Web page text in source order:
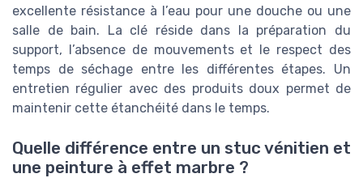
excellente résistance à l’eau pour une douche ou une
salle de bain. La clé réside dans la préparation du
support, l’absence de mouvements et le respect des
temps de séchage entre les différentes étapes. Un
entretien régulier avec des produits doux permet de
maintenir cette étanchéité dans le temps.
Quelle différence entre un stuc vénitien et
une peinture à effet marbre ?